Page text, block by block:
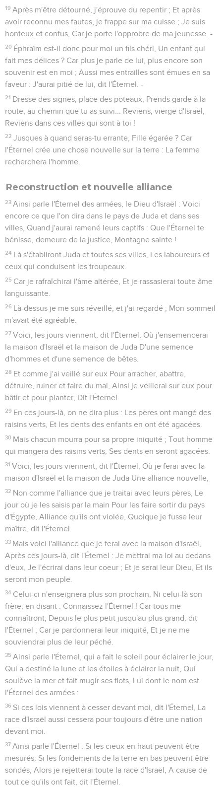
19 Après m'être détourné, j'éprouve du repentir ; Et après
avoir reconnu mes fautes, je frappe sur ma cuisse ; Je suis
honteux et confus, Car je porte l'opprobre de ma jeunesse. -
20 Éphraïm est-il donc pour moi un fils chéri, Un enfant qui
fait mes délices ? Car plus je parle de lui, plus encore son
souvenir est en moi ; Aussi mes entrailles sont émues en sa
faveur : J'aurai pitié de lui, dit l'Éternel. -
21 Dresse des signes, place des poteaux, Prends garde à la
route, au chemin que tu as suivi... Reviens, vierge d'Israël,
Reviens dans ces villes qui sont à toi !
22 Jusques à quand seras-tu errante, Fille égarée ? Car
l'Éternel crée une chose nouvelle sur la terre : La femme
recherchera l'homme.
Reconstruction et nouvelle alliance
23 Ainsi parle l'Éternel des armées, le Dieu d'Israël : Voici
encore ce que l'on dira dans le pays de Juda et dans ses
villes, Quand j'aurai ramené leurs captifs : Que l'Éternel te
bénisse, demeure de la justice, Montagne sainte !
24 Là s'établiront Juda et toutes ses villes, Les laboureurs et
ceux qui conduisent les troupeaux.
25 Car je rafraîchirai l'âme altérée, Et je rassasierai toute âme
languissante.
26 Là-dessus je me suis réveillé, et j'ai regardé ; Mon sommeil
m'avait été agréable.
27 Voici, les jours viennent, dit l'Éternel, Où j'ensemencerai
la maison d'Israël et la maison de Juda D'une semence
d'hommes et d'une semence de bêtes.
28 Et comme j'ai veillé sur eux Pour arracher, abattre,
détruire, ruiner et faire du mal, Ainsi je veillerai sur eux pour
bâtir et pour planter, Dit l'Éternel.
29 En ces jours-là, on ne dira plus : Les pères ont mangé des
raisins verts, Et les dents des enfants en ont été agacées.
30 Mais chacun mourra pour sa propre iniquité ; Tout homme
qui mangera des raisins verts, Ses dents en seront agacées.
31 Voici, les jours viennent, dit l'Éternel, Où je ferai avec la
maison d'Israël et la maison de Juda Une alliance nouvelle,
32 Non comme l'alliance que je traitai avec leurs pères, Le
jour où je les saisis par la main Pour les faire sortir du pays
d'Égypte, Alliance qu'ils ont violée, Quoique je fusse leur
maître, dit l'Éternel.
33 Mais voici l'alliance que je ferai avec la maison d'Israël,
Après ces jours-là, dit l'Éternel : Je mettrai ma loi au dedans
d'eux, Je l'écrirai dans leur coeur ; Et je serai leur Dieu, Et ils
seront mon peuple.
34 Celui-ci n'enseignera plus son prochain, Ni celui-là son
frère, en disant : Connaissez l'Éternel ! Car tous me
connaîtront, Depuis le plus petit jusqu'au plus grand, dit
l'Éternel ; Car je pardonnerai leur iniquité, Et je ne me
souviendrai plus de leur péché.
35 Ainsi parle l'Éternel, qui a fait le soleil pour éclairer le jour,
Qui a destiné la lune et les étoiles à éclairer la nuit, Qui
soulève la mer et fait mugir ses flots, Lui dont le nom est
l'Éternel des armées :
36 Si ces lois viennent à cesser devant moi, dit l'Éternel, La
race d'Israël aussi cessera pour toujours d'être une nation
devant moi.
37 Ainsi parle l'Éternel : Si les cieux en haut peuvent être
mesurés, Si les fondements de la terre en bas peuvent être
sondés, Alors je rejetterai toute la race d'Israël, A cause de
tout ce qu'ils ont fait, dit l'Éternel.